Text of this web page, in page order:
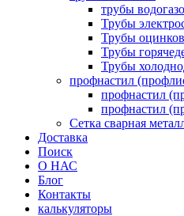
трубы
Трубы
Трубы
Трубы
Трубы
профнастил
профнастил
профнастил
Сетка сварная
Доставка
Поиск
О НАС
Блог
Контакты
калькуляторы